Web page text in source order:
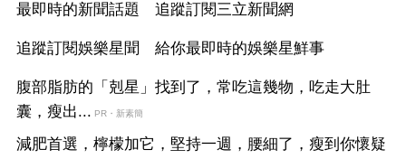
最即時的新聞話題 追蹤訂閱三立新聞網
追蹤訂閱娛樂星聞 給你最即時的娛樂星鮮事
腹部脂肪的「剋星」找到了，常吃這幾物，吃走大肚
囊，瘦出... PR・新素簡
減肥首選，檸檬加它，堅持一週，腰細了，瘦到你懷疑